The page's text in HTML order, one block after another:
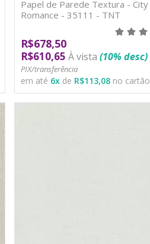
Papel de Parede Textura - City
Romance - 35111 - TNT
R$678,50
R$610,65 À vista (10% desc)
PIX/transferência
em até 6xde R$113,08no cartão